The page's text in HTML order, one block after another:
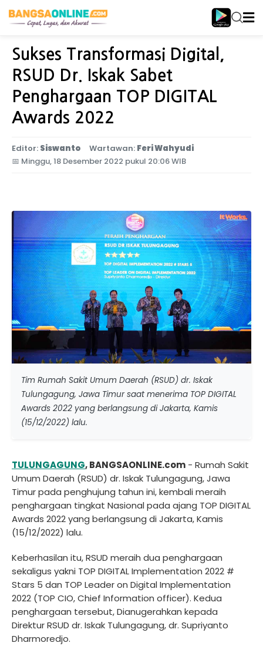
Home Jawa Timur
Sukses Transformasi Digital,
RSUD Dr. Iskak Sabet
Penghargaan TOP DIGITAL
Awards 2022
Editor: Siswanto Wartawan: Feri Wahyudi
📅 Minggu, 18 Desember 2022 pukul 20:06 WIB
Tim Rumah Sakit Umum Daerah (RSUD) dr. Iskak
Tulungagung, Jawa Timur saat menerima TOP DIGITAL
Awards 2022 yang berlangsung di Jakarta, Kamis
(15/12/2022) lalu.
TULUNGAGUNG, BANGSAONLINE.com - Rumah Sakit
Umum Daerah (RSUD) dr. Iskak Tulungagung, Jawa
Timur pada penghujung tahun ini, kembali meraih
penghargaan tingkat Nasional pada ajang TOP DIGITAL
Awards 2022 yang berlangsung di Jakarta, Kamis
(15/12/2022) lalu.
Keberhasilan itu, RSUD meraih dua penghargaan
sekaligus yakni TOP DIGITAL Implementation 2022 #
Stars 5 dan TOP Leader on Digital Implementation
2022 (TOP CIO, Chief Information officer). Kedua
penghargaan tersebut, Dianugerahkan kepada
Direktur RSUD dr. Iskak Tulungagung, dr. Supriyanto
Dharmoredjo.